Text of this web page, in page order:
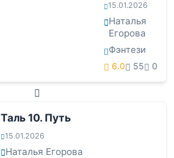
15.01.2026
Наталья
Егорова
Фэнтези
6.0 55 0
Таль 10. Путь
15.01.2026
Наталья Егорова